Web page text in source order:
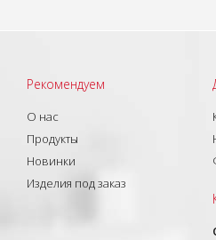
Рекомендуем
О нас
Продукты
Новинки
Изделия под заказ